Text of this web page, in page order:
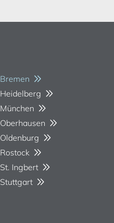
Bremen
Heidelberg
München
Oberhausen
Oldenburg
Rostock
St. Ingbert
Stuttgart